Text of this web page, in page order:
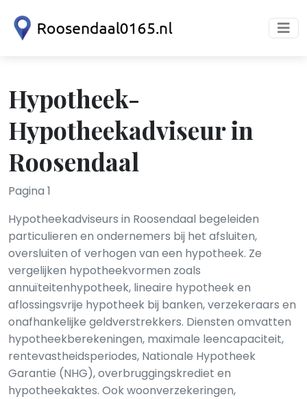
Hypotheek-
Hypotheekadviseur in
Roosendaal
Pagina 1
Hypotheekadviseurs in Roosendaal begeleiden
particulieren en ondernemers bij het afsluiten,
oversluiten of verhogen van een hypotheek. Ze
vergelijken hypotheekvormen zoals
annuïteitenhypotheek, lineaire hypotheek en
aflossingsvrije hypotheek bij banken, verzekeraars en
onafhankelijke geldverstrekkers. Diensten omvatten
hypotheekberekeningen, maximale leencapaciteit,
rentevastheidsperiodes, Nationale Hypotheek
Garantie (NHG), overbruggingskrediet en
hypotheekaktes. Ook woonverzekeringen,